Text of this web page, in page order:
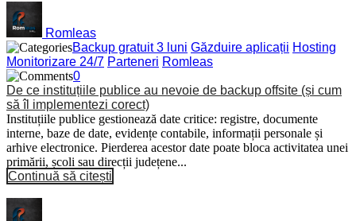
Romleas
Backup gratuit 3 luni Găzduire aplicații Hosting
Monitorizare 24/7 Parteneri Romleas
0
De ce instituțiile publice au nevoie de backup offsite (și cum
să îl implementezi corect)
Instituțiile publice gestionează date critice: registre, documente
interne, baze de date, evidențe contabile, informații personale și
arhive electronice. Pierderea acestor date poate bloca activitatea unei
primării, școli sau direcții județene...
Continuă să citești